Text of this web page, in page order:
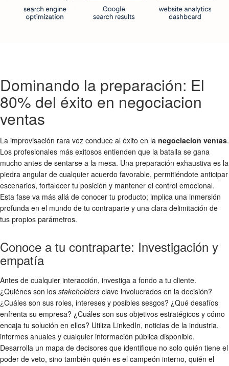
Dominando la preparación: El
80% del éxito en negociacion
ventas
La improvisación rara vez conduce al éxito en la negociacion ventas.
Los profesionales más exitosos entienden que la batalla se gana
mucho antes de sentarse a la mesa. Una preparación exhaustiva es la
piedra angular de cualquier acuerdo favorable, permitiéndote anticipar
escenarios, fortalecer tu posición y mantener el control emocional.
Esta fase va más allá de conocer tu producto; implica una inmersión
profunda en el mundo de tu contraparte y una clara delimitación de
tus propios parámetros.
Conoce a tu contraparte: Investigación y
empatía
Antes de cualquier interacción, investiga a fondo a tu cliente.
¿Quiénes son los stakeholders clave involucrados en la decisión?
¿Cuáles son sus roles, intereses y posibles sesgos? ¿Qué desafíos
enfrenta su empresa? ¿Cuáles son sus objetivos estratégicos y cómo
encaja tu solución en ellos? Utiliza LinkedIn, noticias de la industria,
informes anuales y cualquier información pública disponible.
Desarrolla un mapa de decisores que identifique no solo quién tiene el
poder de veto, sino también quién es el campeón interno, quién el